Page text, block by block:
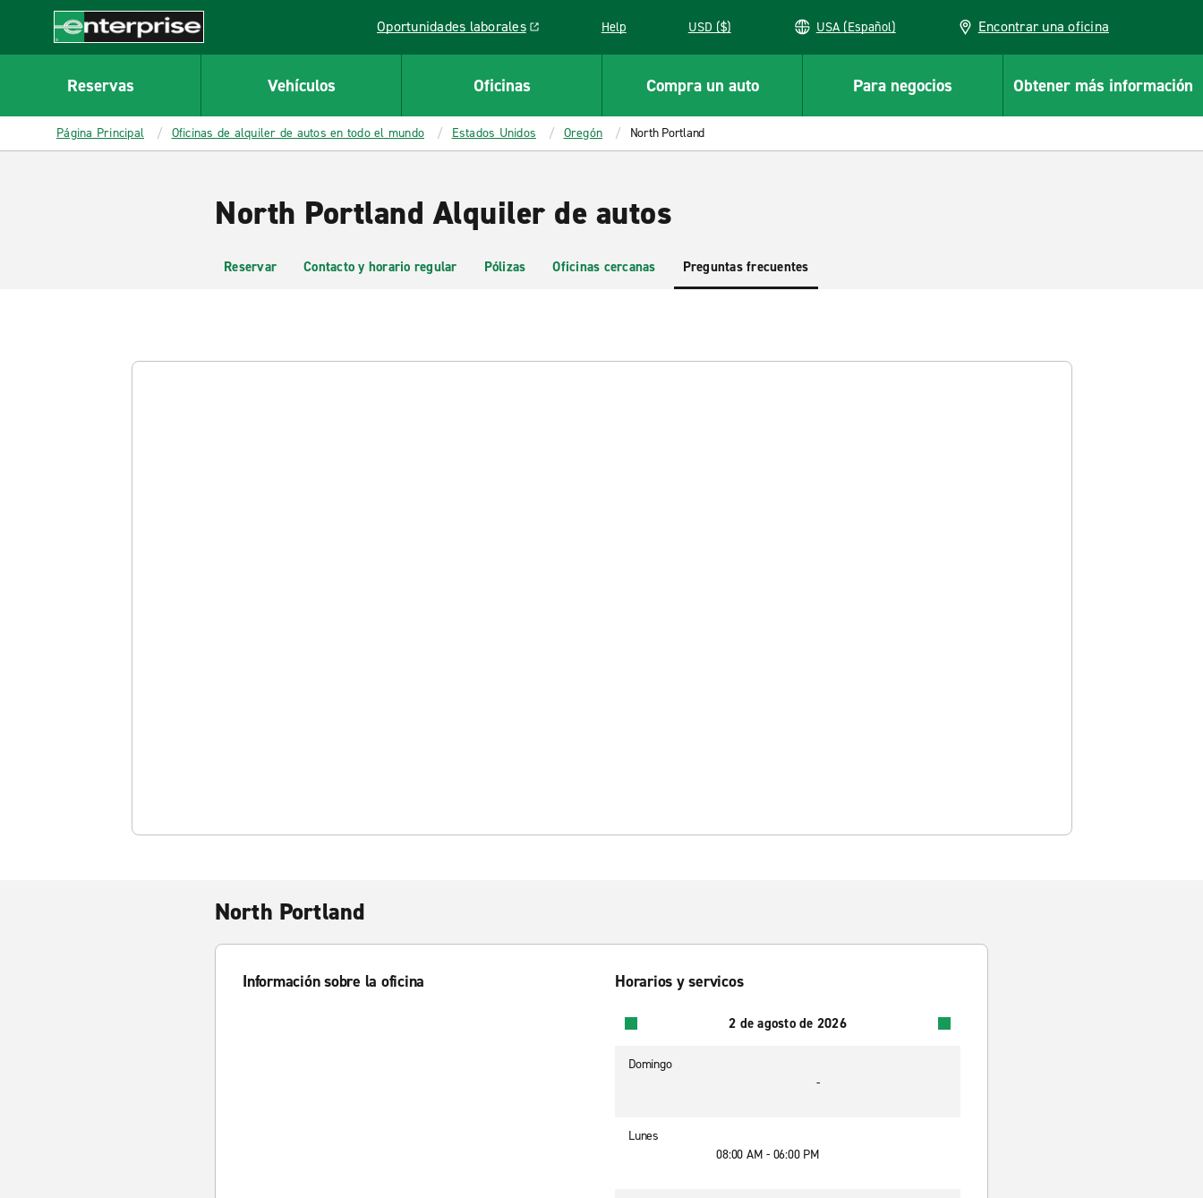
CONTENT
Enterprise
Oportunidades laborales
Link opens in a new window Help USD ($) USA (Español) Encontrar una oficina
Reservas Vehículos Oficinas Compra un auto Para negocios Obtener más información
Página Principal Oficinas de alquiler de autos en todo el mundo Estados Unidos Oregón North Portland
North Portland Alquiler de autos
Reservar Contacto y horario regular Pólizas Oficinas cercanas Preguntas frecuentes
North Portland
Información sobre la oficina Horarios y servicos
2 de agosto de 2026
Domingo
-
Lunes
08:00 AM - 06:00 PM